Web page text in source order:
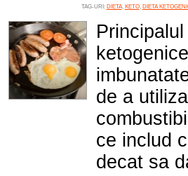
TAG-URI: DIETA, KETO, DIETA
de a
ce includ
decat sa